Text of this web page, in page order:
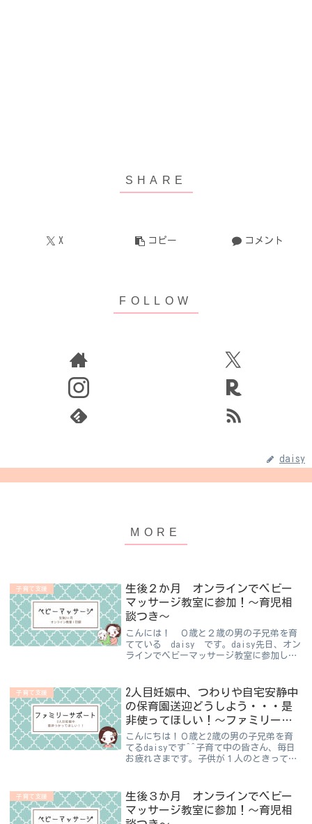
X コピー コメント
daisy
子育て支援
生後２か月 オンラインでベビー
マッサージ教室に参加！～育児相
談つき～
こんには！ ０歳と２歳の男の子兄弟を育
てている daisy です。daisy先日、オン
ラインでベビーマッサージ教室に参加しま
じゃないでしょうか。だって、YouTub...
子育て支援
2人目妊娠中、つわりや自宅安静中
の保育園送迎どうしよう・・・是
非使ってほしい！～ファミリーサ
ポート～
こんにちは！０歳と2歳の男の子兄弟を育
てるdaisyです^^子育て中の皆さん、毎日
お疲れさまです。子供が１人のときって、
りや切迫、自宅安静指示・・・でも上の子
のお世...
子育て支援
生後３か月 オンラインでベビー
マッサージ教室に参加！～育児相